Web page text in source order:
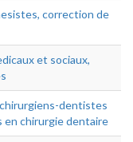
correction de
et sociaux,
dentistes
en chirurgie dentaire